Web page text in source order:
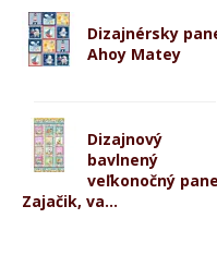
Dizajnérsky
Ahoy Matey
Dizajnový
bavlnený
veľkonočný
Zajačik, va...